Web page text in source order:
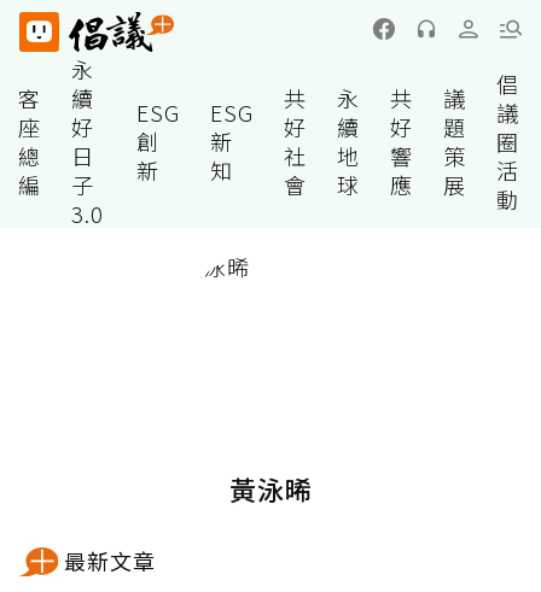
客
座
總
編
永
續
好
日
子
3.0
ESG
創
新
ESG
新
知
共
好
社
會
永
續
地
球
共
好
響
應
議
題
策
展
倡
議
圈
活
動
黃泳晞
最新文章